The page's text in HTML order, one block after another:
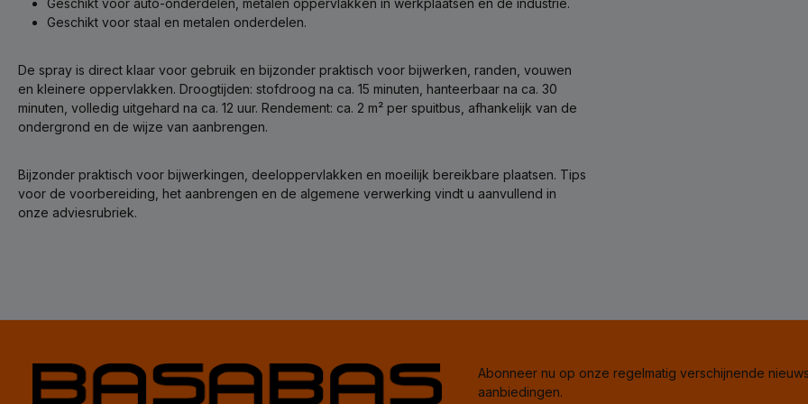
Geschikt voor auto-onderdelen, metalen oppervlakken in werkplaatsen en de industrie.
Geschikt voor staal en metalen onderdelen.
De spray is direct klaar voor gebruik en bijzonder praktisch voor bijwerken, randen, vouwen
en kleinere oppervlakken. Droogtijden: stofdroog na ca. 15 minuten, hanteerbaar na ca. 30
minuten, volledig uitgehard na ca. 12 uur. Rendement: ca. 2 m² per spuitbus, afhankelijk van de
ondergrond en de wijze van aanbrengen.
Bijzonder praktisch voor bijwerkingen, deeloppervlakken en moeilijk bereikbare plaatsen. Tips
voor de voorbereiding, het aanbrengen en de algemene verwerking vindt u aanvullend in
onze adviesrubriek.
Abonneer nu op onze regelmatig verschijnende
aanbiedingen.